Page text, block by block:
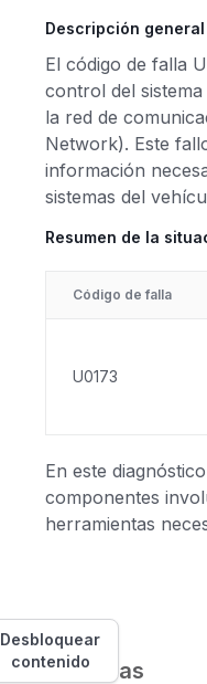
Descripción
El código de falla
control del
la red de
Network). Este
información
sistemas del
Resumen de la
Código de falla
U0173
En este
componentes
herramientas
Síntomas
Desbloquear
contenido